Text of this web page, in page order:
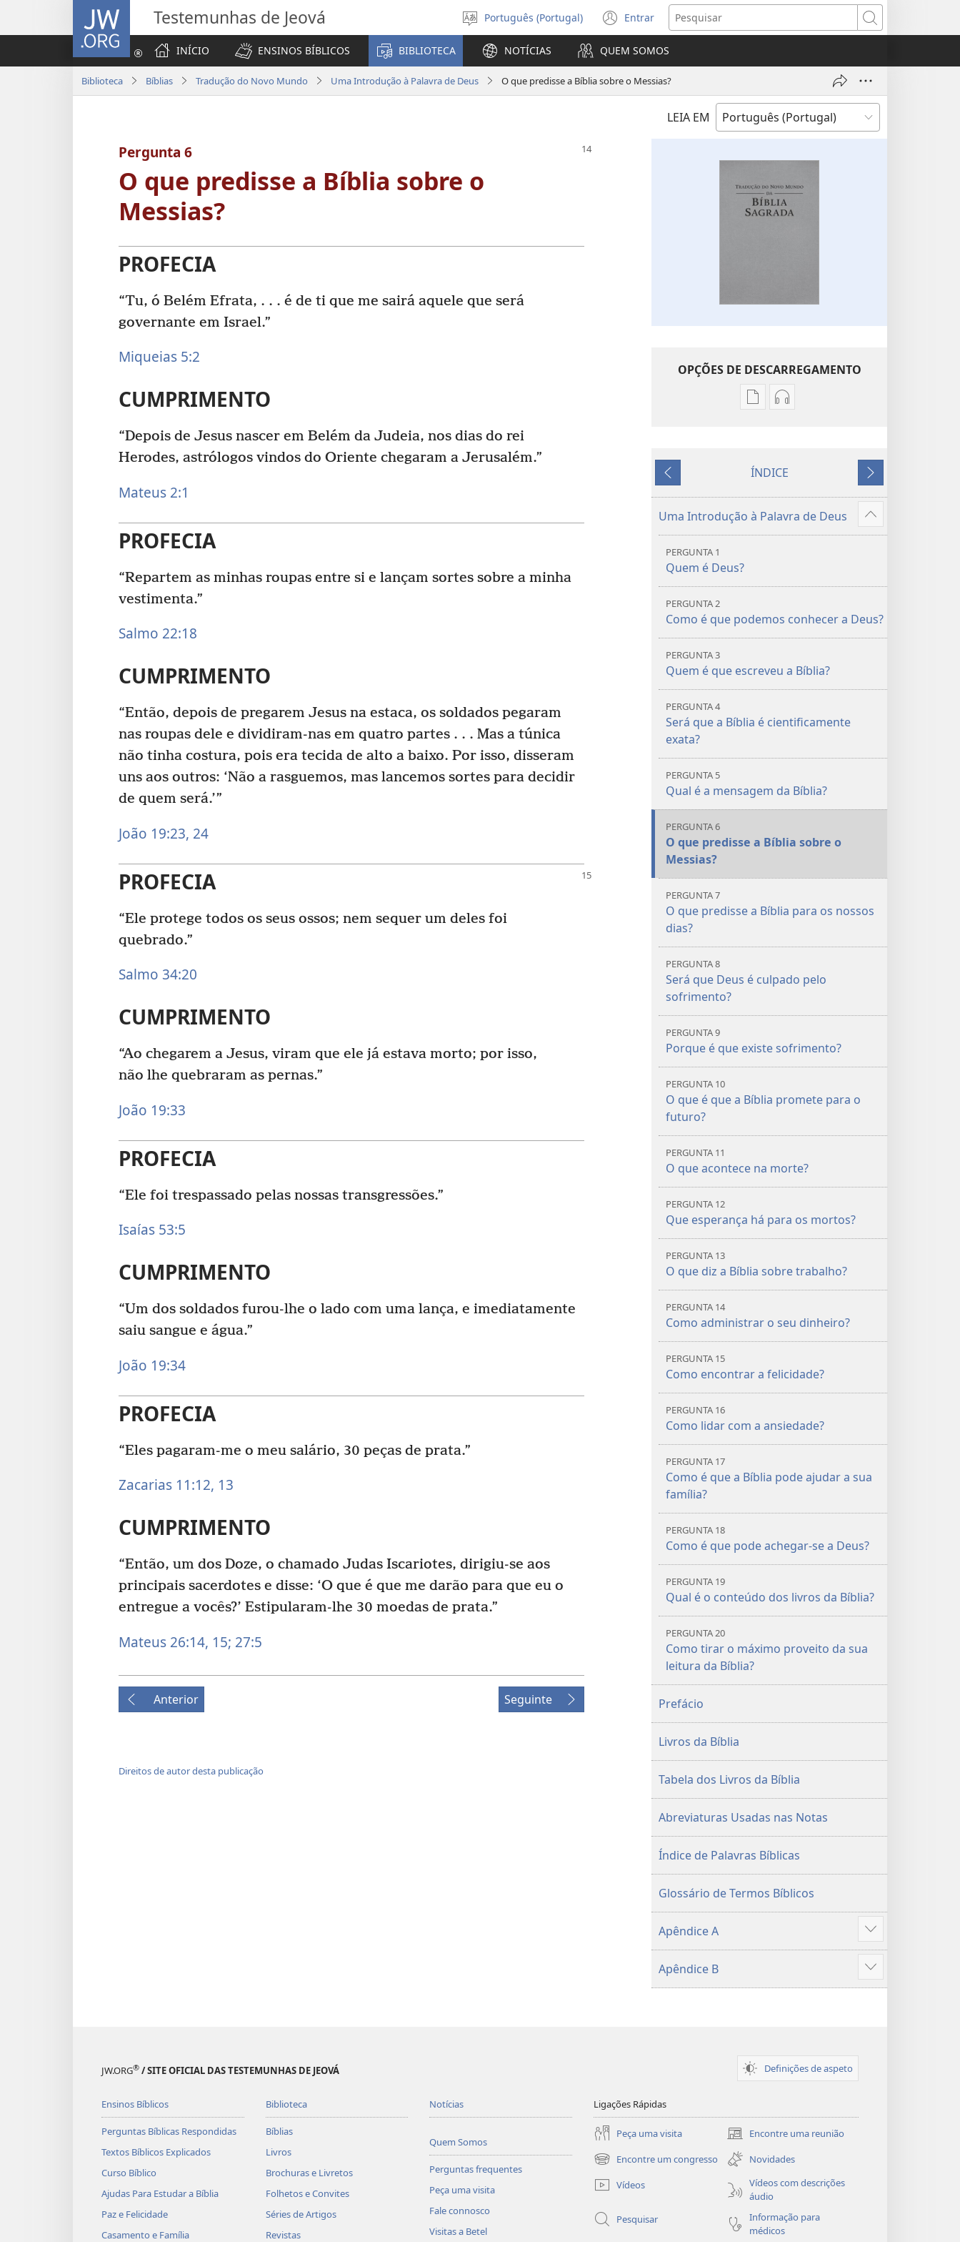
JW.ORG Testemunhas de Jeová
Selecionar
Língua
Português (Portugal) Entrar
(abre
uma
nova
janela)
Pesquisar
INÍCIO
ENSINOS BÍBLICOS BIBLIOTECA NOTÍCIAS QUEM SOMOS
Biblioteca Bíblias Tradução do Novo Mundo Uma Introdução à Palavra de Deus O que predisse a Bíblia sobre o Messias?
LEIA EM
Pergunta 6
O que predisse a Bíblia sobre o
Messias?
PROFECIA
“Tu, ó Belém Efrata, . . . é de ti que me sairá aquele que será
governante em Israel.”
Miqueias 5:2
CUMPRIMENTO
“Depois de Jesus nascer em Belém da Judeia, nos dias do rei
Herodes, astrólogos vindos do Oriente chegaram a Jerusalém.”
Mateus 2:1
PROFECIA
“Repartem as minhas roupas entre si e lançam sortes sobre a minha
vestimenta.”
Salmo 22:18
CUMPRIMENTO
“Então, depois de pregarem Jesus na estaca, os soldados pegaram
nas roupas dele e dividiram-nas em quatro partes . . . Mas a túnica
não tinha costura, pois era tecida de alto a baixo. Por isso, disseram
uns aos outros: ‘Não a rasguemos, mas lancemos sortes para decidir
de quem será.’”
João 19:23, 24
PROFECIA
“Ele protege todos os seus ossos; nem sequer um deles foi
quebrado.”
Salmo 34:20
CUMPRIMENTO
“Ao chegarem a Jesus, viram que ele já estava morto; por isso,
não lhe quebraram as pernas.”
João 19:33
PROFECIA
“Ele foi trespassado pelas nossas transgressões.”
Isaías 53:5
CUMPRIMENTO
“Um dos soldados furou-lhe o lado com uma lança, e imediatamente
saiu sangue e água.”
João 19:34
PROFECIA
“Eles pagaram-me o meu salário, 30 peças de prata.”
Zacarias 11:12, 13
CUMPRIMENTO
“Então, um dos Doze, o chamado Judas Iscariotes, dirigiu-se aos
principais sacerdotes e disse: ‘O que é que me darão para que eu o
entregue a vocês?’ Estipularam-lhe 30 moedas de prata.”
Mateus 26:14, 15; 27:5
Anterior Seguinte
Direitos de autor desta publicação
OPÇÕES DE DESCARREGAMENTO
Opções
publicações
do
Novo
(Edição de 2016)
Opções
áudio
Novo
(Edição de 2016)
Anterior
ÍNDICE
Seguinte
Uma Introdução à Palavra de Deus
Mostrar
mais
PERGUNTA 1
Quem é Deus?
PERGUNTA 2
Como é que podemos conhecer a Deus?
PERGUNTA 3
Quem é que escreveu a Bíblia?
PERGUNTA 4
Será que a Bíblia é cientificamente
exata?
PERGUNTA 5
Qual é a mensagem da Bíblia?
PERGUNTA 6
O que predisse a Bíblia sobre o
Messias?
PERGUNTA 7
O que predisse a Bíblia para os nossos
dias?
PERGUNTA 8
Será que Deus é culpado pelo
sofrimento?
PERGUNTA 9
Porque é que existe sofrimento?
PERGUNTA 10
O que é que a Bíblia promete para o
futuro?
PERGUNTA 11
O que acontece na morte?
PERGUNTA 12
Que esperança há para os mortos?
PERGUNTA 13
O que diz a Bíblia sobre trabalho?
PERGUNTA 14
Como administrar o seu dinheiro?
PERGUNTA 15
Como encontrar a felicidade?
PERGUNTA 16
Como lidar com a ansiedade?
PERGUNTA 17
Como é que a Bíblia pode ajudar a sua
família?
PERGUNTA 18
Como é que pode achegar-se a Deus?
PERGUNTA 19
Qual é o conteúdo dos livros da Bíblia?
PERGUNTA 20
Como tirar o máximo proveito da sua
leitura da Bíblia?
Prefácio
Livros da Bíblia
Tabela dos Livros da Bíblia
Abreviaturas Usadas nas Notas
Índice de Palavras Bíblicas
Glossário de Termos Bíblicos
Apêndice A
Mostrar
mais
Apêndice B
Mostrar
mais
JW.ORG® / SITE OFICIAL DAS TESTEMUNHAS DE JEOVÁ Definições de aspeto
Ensinos Bíblicos
Perguntas Bíblicas Respondidas
Textos Bíblicos Explicados
Curso Bíblico
Ajudas Para Estudar a Bíblia
Paz e Felicidade
Casamento e Família
Biblioteca
Bíblias
Livros
Brochuras e Livretos
Folhetos e Convites
Séries de Artigos
Revistas
Notícias
Quem Somos
Perguntas frequentes
Peça uma visita
Fale connosco
Visitas a Betel
Ligações Rápidas
Peça uma visita Encontre uma reunião
(abre
uma
nova
janela)
Encontre um congresso
(abre
uma
nova
Novidades
Vídeos
Vídeos com descrições
áudio
Pesquisar
Informação para
médicos